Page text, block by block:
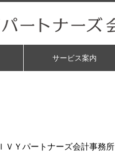
サービス案内
ＩＶＹパートナーズ会計事務所